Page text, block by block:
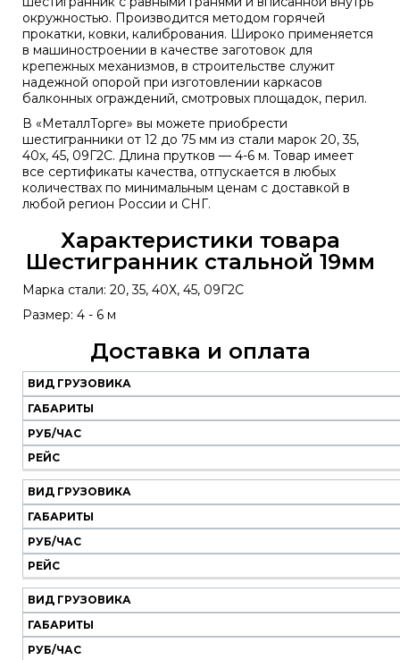
окружностью. Производится методом горячей
прокатки, ковки, калибрования. Широко применяется
в машиностроении в качестве заготовок для
крепежных механизмов, в строительстве служит
надежной опорой при изготовлении каркасов
балконных ограждений, смотровых площадок, перил.
В «МеталлТорге» вы можете приобрести
шестигранники от 12 до 75 мм из стали марок 20, 35,
40х, 45, 09Г2С. Длина прутков — 4-6 м. Товар имеет
все сертификаты качества, отпускается в любых
количествах по минимальным ценам с доставкой в
любой регион России и СНГ.
Характеристики товара
Шестигранник стальной 19мм
Марка стали: 20, 35, 40Х, 45, 09Г2С
Размер: 4 - 6 м
Доставка и оплата
Наш
транспорт
Вид
грузовика
Габариты
Руб/
час
Рейс
ВИД ГРУЗОВИКА
ГАБАРИТЫ
РУБ/ЧАС
РЕЙС
ВИД ГРУЗОВИКА
ГАБАРИТЫ
РУБ/ЧАС
РЕЙС
ВИД ГРУЗОВИКА
ГАБАРИТЫ
РУБ/ЧАС